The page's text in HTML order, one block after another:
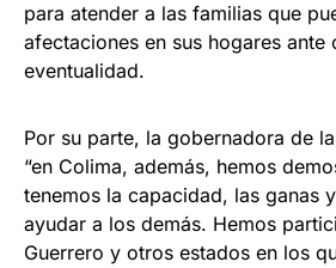
para atender a las familias que
afectaciones en sus hogares ante
eventualidad.
Por su parte, la gobernadora de
“en Colima, además, hemos
tenemos la capacidad, las ganas
ayudar a los demás. Hemos
Guerrero y otros estados en los